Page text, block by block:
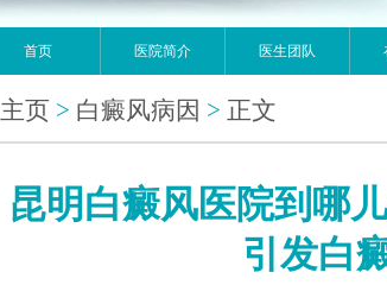
首页 医院简介 医生团队
主页 > 白癜风病因 > 正文
昆明白癜风医院到哪
引发白